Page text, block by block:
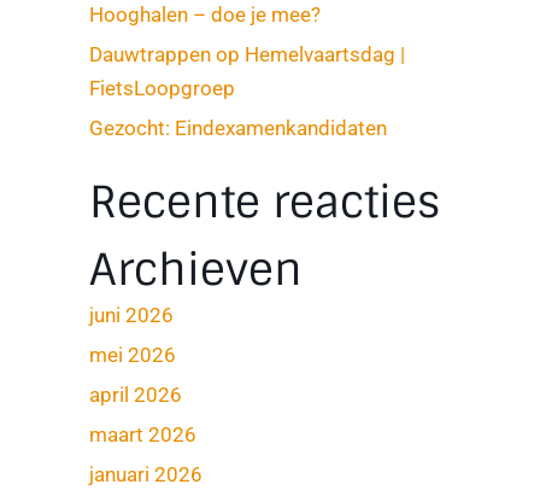
Hooghalen – doe je mee?
Dauwtrappen op Hemelvaartsdag |
FietsLoopgroep
Gezocht: Eindexamenkandidaten
Recente reacties
Archieven
juni 2026
mei 2026
april 2026
maart 2026
januari 2026